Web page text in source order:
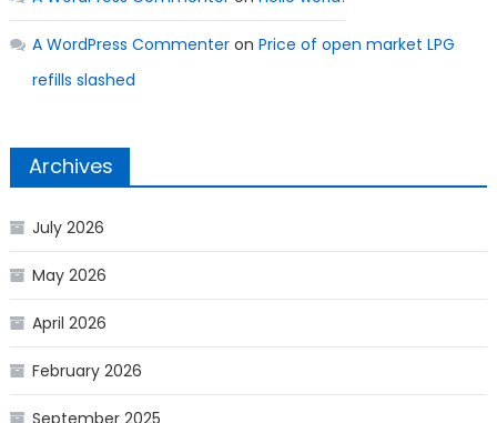
A WordPress Commenteron Price of open market LPG
refills slashed
Archives
July 2026
May 2026
April 2026
February 2026